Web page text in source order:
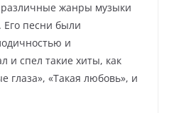
различные жанры музыки
песни были
и
и спел такие хиты, как
глаза», «Такая любовь», и